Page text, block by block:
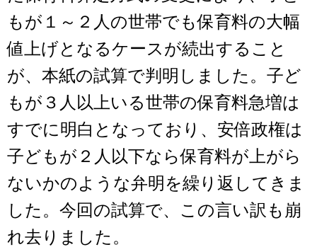
もが１～２人の世帯でも保育料の大幅
値上げとなるケースが続出すること
が、本紙の試算で判明しました。子ど
もが３人以上いる世帯の保育料急増は
すでに明白となっており、安倍政権は
子どもが２人以下なら保育料が上がら
ないかのような弁明を繰り返してきま
した。今回の試算で、この言い訳も崩
れ去りました。